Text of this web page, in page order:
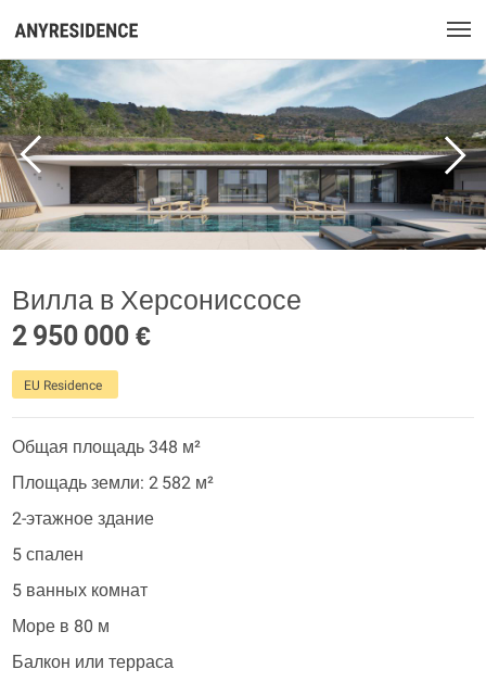
Вилла в Херсониссосе
2 950 000 €
EU Residence
Общая площадь 348 м²
Площадь земли: 2 582 м²
2-этажное здание
5 спален
5 ванных комнат
Море в 80 м
Балкон или терраса